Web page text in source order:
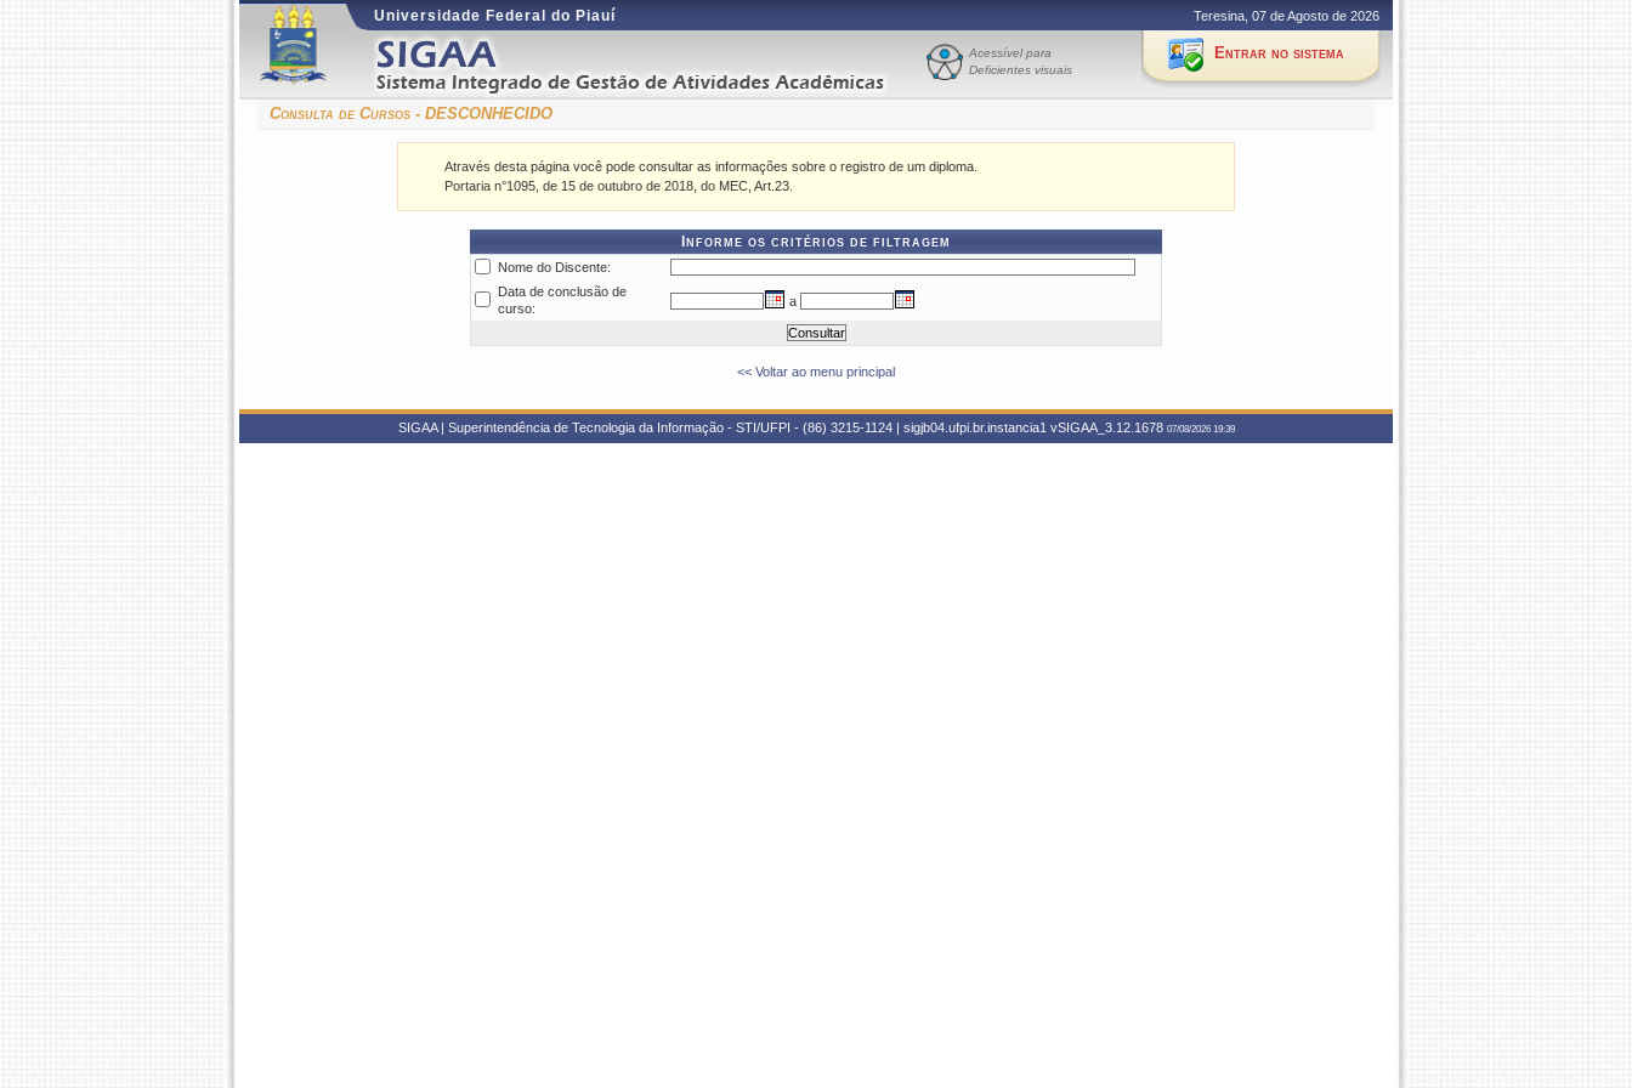
Universidade Federal do Piauí Teresina, 07 de Agosto de 2026
Acessível para
Deficientes visuais
Entrar no sistema
Consulta de Cursos - DESCONHECIDO
Através desta página você pode consultar as informações sobre o registro de um diploma.
Portaria n°1095, de 15 de outubro de 2018, do MEC, Art.23.
Informe os critérios de filtragem
Nome do Discente:
Data de conclusão de
curso:
a
<< Voltar ao menu principal
SIGAA | Superintendência de Tecnologia da Informação - STI/UFPI - (86) 3215-1124 | sigjb04.ufpi.br.instancia1 vSIGAA_3.12.1678 07/08/2026 19:39